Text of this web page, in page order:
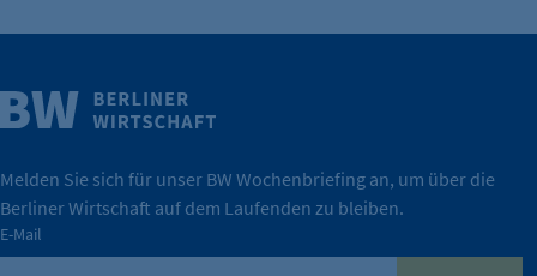
konkret bedeutet – und wie die IHK Berlin Unternehmen
tatsächlich unterstützt.
Wirtschaft.
Weitere Infos
Melden Sie sich für unser BW Wochenbriefing an, um über die
Berliner Wirtschaft auf dem Laufenden zu bleiben.
E-Mail